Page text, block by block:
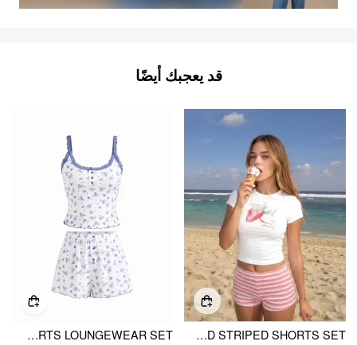
قد يعجبك أيضًا
STRAWBERRY GRAPHIC ROUND NECK TEE AND STRIPED SHORTS SET
COTTON-BLEND U-NECKLINE POLKA DOT LACE TRIM CAMI TOP & MID RISE SHORTS LOUNGEWEAR SET